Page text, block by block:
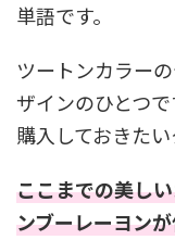
単語です。
ツートンカラー
ザインのひとつ
購入しておきたい
ここまでの美し
ンブーレーヨン